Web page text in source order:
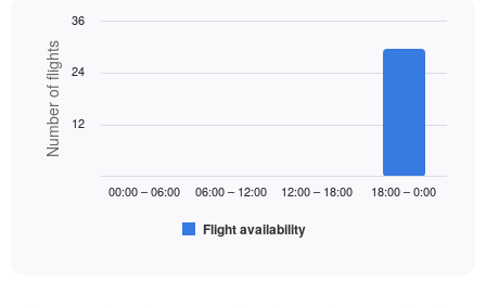
displaying
values.
Range:
1800.
Bar
chart
with
bars.
The
Chart
graphic.
Number of flights
Flight availability
00:00 – 06:00 06:00 – 12:00 12:00 – 18:00 18:00 – 0:00
12
24
36